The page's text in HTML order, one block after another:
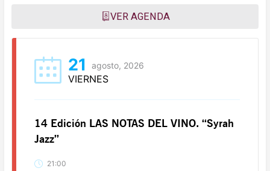
VER AGENDA
21 agosto, 2026
VIERNES
14 Edición LAS NOTAS DEL VINO. “Syrah
Jazz”
21:00